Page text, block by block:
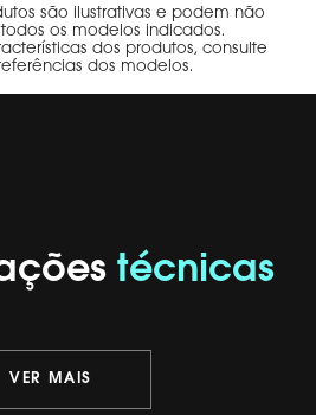
são ilustrativas e podem não
os modelos indicados.
dos produtos, consulte
dos modelos.
técnicas
VER MAIS